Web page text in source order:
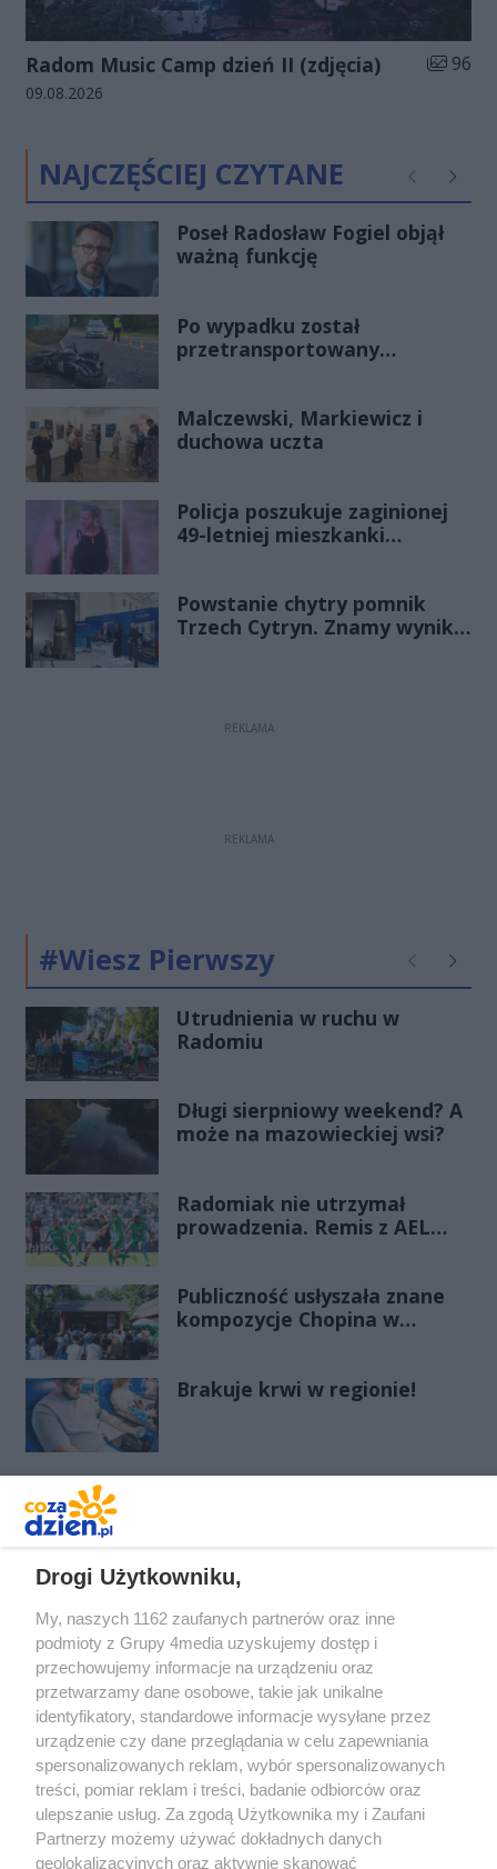
Radom Music Camp dzień II (zdjęcia) Liczba
96
Data dodania galerii:
09.08.2026
NAJCZĘŚCIEJ CZYTANE Poprzednie
Poseł Radosław Fogiel objął
ważną funkcję
Po wypadku został
przetransportowany
Malczewski, Markiewicz i
duchowa uczta
Policja poszukuje zaginionej
49-letniej mieszkanki
Powstanie chytry pomnik
Trzech Cytryn. Znamy wyniki
REKLAMA
REKLAMA
#Wiesz Pierwszy Poprzednie
Utrudnienia w ruchu w
Radomiu
Długi sierpniowy weekend? A
może na mazowieckiej wsi?
Radomiak nie utrzymał
prowadzenia. Remis z AEL
Publiczność usłyszała znane
kompozycje Chopina w
Brakuje krwi w regionie!
Redakcja Reklama Prywatność
Praca Łódź
the:protocol
Drogi Użytkowniku,
My, naszych 1162 zaufanych partnerów oraz inne
podmioty z Grupy 4media uzyskujemy dostęp i
przechowujemy informacje na urządzeniu oraz
przetwarzamy dane osobowe, takie jak unikalne
identyfikatory, standardowe informacje wysyłane przez
urządzenie czy dane przeglądania w celu zapewniania
spersonalizowanych reklam, wybór spersonalizowanych
treści, pomiar reklam i treści, badanie odbiorców oraz
ulepszanie usług. Za zgodą Użytkownika my i Zaufani
Partnerzy możemy używać dokładnych danych
geolokalizacyjnych oraz aktywnie skanować